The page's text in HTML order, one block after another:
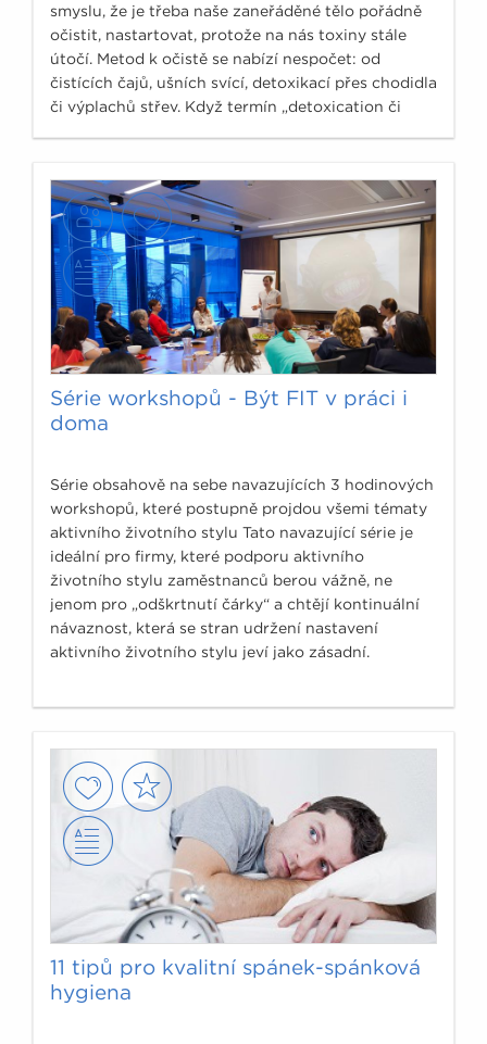
smyslu, že je třeba naše zaneřáděné tělo pořádně
očistit, nastartovat, protože na nás toxiny stále
útočí. Metod k očistě se nabízí nespočet: od
čistících čajů, ušních svící, detoxikací přes chodidla
či výplachů střev. Když termín „detoxication či
počet článku, který se doslova vejde na prsty obou
rukou, tedy přesně 10 odborných článků.
Série workshopů - Být FIT v práci i
doma
Série obsahově na sebe navazujících 3 hodinových
workshopů, které postupně projdou všemi tématy
aktivního životního stylu Tato navazující série je
ideální pro firmy, které podporu aktivního
životního stylu zaměstnanců berou vážně, ne
jenom pro „odškrtnutí čárky“ a chtějí kontinuální
návaznost, která se stran udržení nastavení
aktivního životního stylu jeví jako zásadní.
11 tipů pro kvalitní spánek-spánková
hygiena